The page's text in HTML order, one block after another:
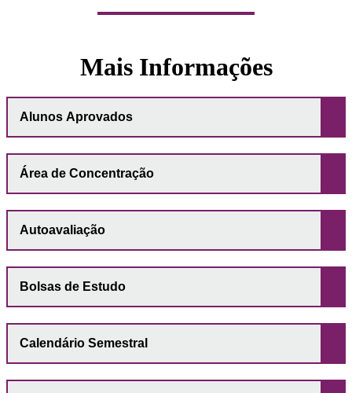
Mais Informações
Alunos Aprovados
Área de Concentração
Autoavaliação
Bolsas de Estudo
Calendário Semestral